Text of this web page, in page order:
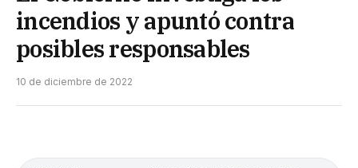
incendios y apuntó contra
posibles responsables
10 de diciembre de 2022